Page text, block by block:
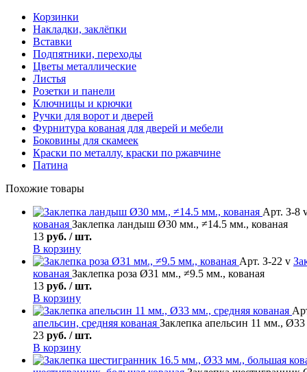
Корзинки
Накладки, заклёпки
Вставки
Подпятники, переходы
Цветы металлические
Листья
Розетки и панели
Ключницы и крючки
Ручки для ворот и дверей
Фурнитура кованая для дверей и мебели
Боковины для скамеек
Краски по металлу, краски по ржавчине
Патина
Похожие товары
Арт. З-8
кованая Заклепка ландыш Ø30 мм., ≠14.5 мм., кованая
13 руб. / шт.
В корзину
Арт. З-22 v
кованая Заклепка роза Ø31 мм., ≠9.5 мм., кованая
13 руб. / шт.
В корзину
апельсин, средняя кованая Заклепка апельсин 11 мм.,
23 руб. / шт.
В корзину